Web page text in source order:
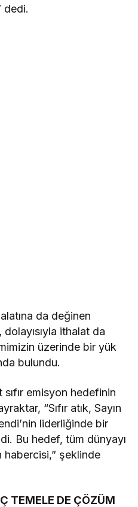
dedi.
da değinen
ithalat da
üzerinde bir yük
bulundu.
emisyon hedefinin
“Sıfır atık, Sayın
liderliğinde bir
Bu hedef, tüm dünyayı
şeklinde
TEMELE DE ÇÖZÜM